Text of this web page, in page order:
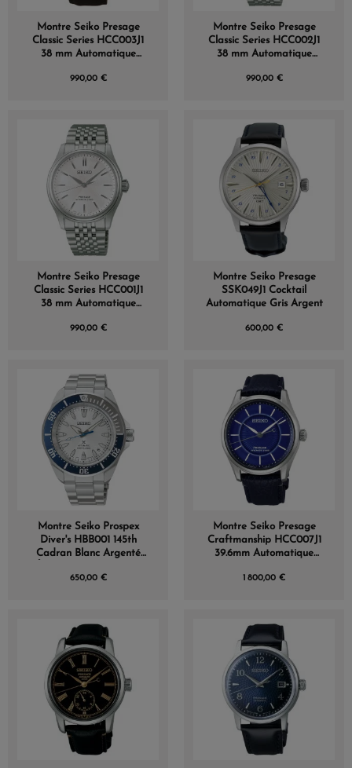
Montre Seiko Presage
Classic Series HCC003J1
38 mm Automatique
990,00 €
Montre Seiko Presage
Classic Series HCC002J1
38 mm Automatique
990,00 €
Montre Seiko Presage
Classic Series HCC001J1
38 mm Automatique
990,00 €
Montre Seiko Presage
SSK049J1 Cocktail
Automatique Gris Argent
600,00 €
Montre Seiko Prospex
Diver's HBB001 145th
Cadran Blanc Argenté
650,00 €
Montre Seiko Presage
Craftmanship HCC007J1
39.6mm Automatique
Bleu Cobalt
1 800,00 €